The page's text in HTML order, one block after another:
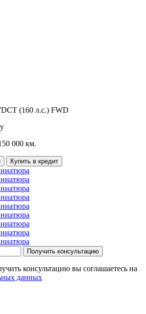
(160 л.с.) FWD
000 км.
Купить в кредит
Получить консультацию
консультацию вы соглашаетесь на
данных